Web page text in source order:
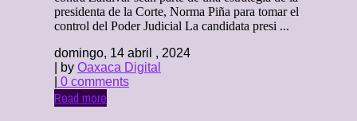
presidenta de la Corte, Norma Piña para tomar el
control del Poder Judicial La candidata presi ...
domingo, 14 abril , 2024
| by Oaxaca Digital
0 comments
Read more